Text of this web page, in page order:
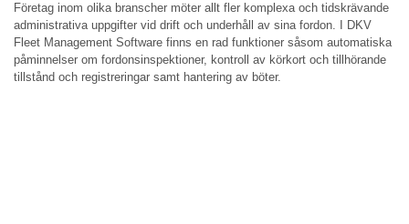
Företag inom olika branscher möter allt fler komplexa och tidskrävande
administrativa uppgifter vid drift och underhåll av sina fordon. I DKV
Fleet Management Software finns en rad funktioner såsom automatiska
påminnelser om fordonsinspektioner, kontroll av körkort och tillhörande
tillstånd och registreringar samt hantering av böter.